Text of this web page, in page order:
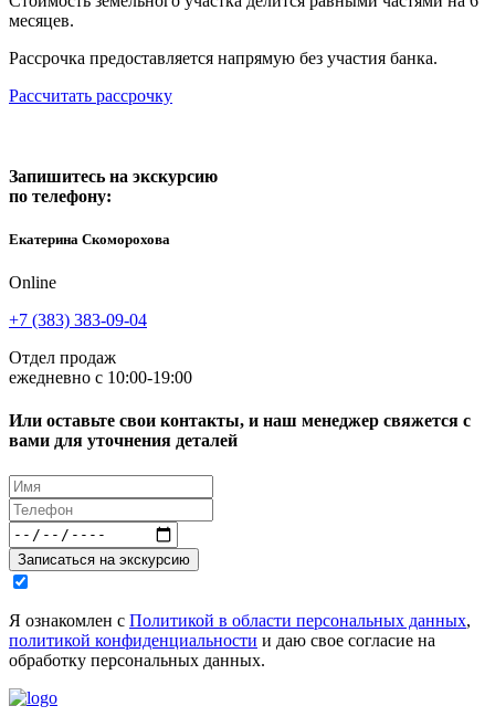
месяцев.
Рассрочка предоставляется напрямую без участия банка.
Рассчитать рассрочку
Запишитесь на экскурсию
по телефону:
Екатерина Скоморохова
Online
+7 (383) 383-09-04
Отдел продаж
ежедневно с 10:00-19:00
Или оставьте свои контакты, и наш менеджер свяжется с
вами для уточнения деталей
Записаться на экскурсию
Я ознакомлен с Политикой в области персональных данных,
политикой конфиденциальности и даю свое согласие на
обработку персональных данных.